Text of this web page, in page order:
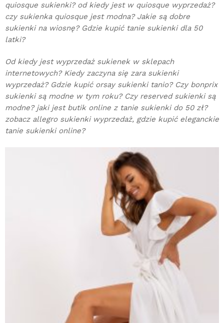
quiosque sukienki? od kiedy jest w quiosque wyprzedaż?
czy sukienka quiosque jest modna? Jakie są dobre
sukienki na wiosnę? Gdzie kupić tanie sukienki dla 50
latki?
Od kiedy jest wyprzedaż sukienek w sklepach
internetowych? Kiedy zaczyna się zara sukienki
wyprzedaż? Gdzie kupić orsay sukienki tanio? Czy bonprix
sukienki są modne w tym roku? Czy reserved sukienki są
modne? jaki jest butik online z tanie sukienki do 50 zł?
zobacz allegro sukienki wyprzedaż, gdzie kupić eleganckie
tanie sukienki online?